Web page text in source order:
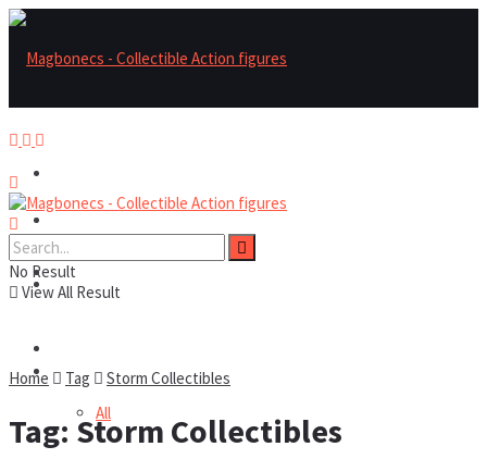
Reviews
Notícias
Reviews
All
No Result
View All Result
Home Tag Storm Collectibles
Tag: Storm Collectibles